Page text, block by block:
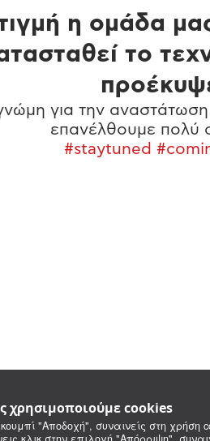
χρησιμοποιούμε cookies
"Αποδοχή", συναινείς στη χρήση
η ομάδα
το
για την αναστάτωση
επανέλθουμε πολύ
#staytuned